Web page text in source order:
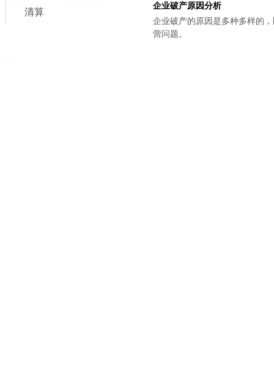
清算
企业破产原因分析
企业破产的原因是多种多样的
营问题。